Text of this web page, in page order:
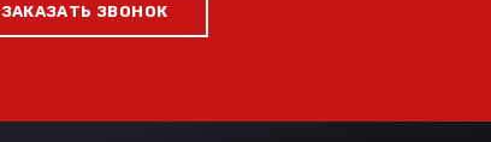
ЗАКАЗАТЬ ЗВОНОК